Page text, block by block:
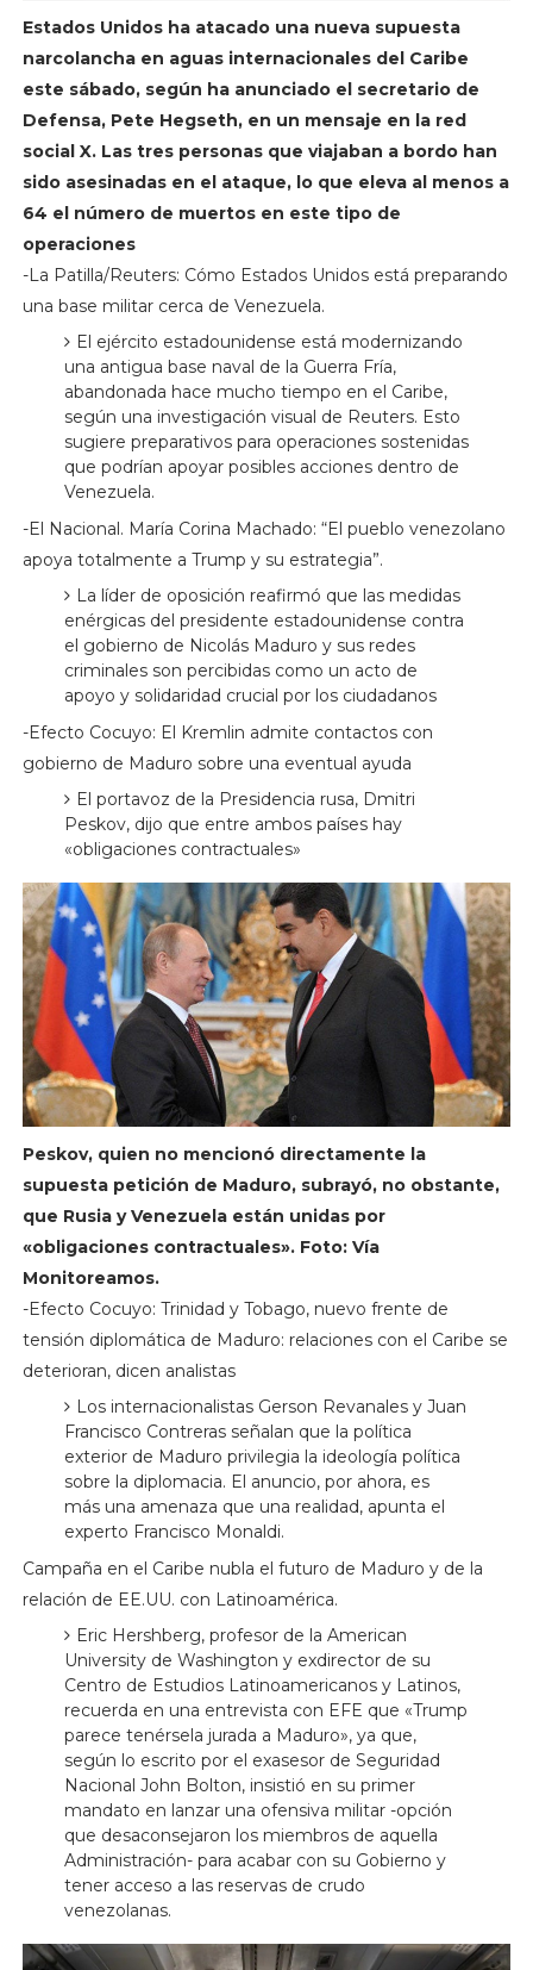
Estados Unidos ha atacado una nueva supuesta
narcolancha en aguas internacionales del Caribe
este sábado, según ha anunciado el secretario de
Defensa, Pete Hegseth, en un mensaje en la red
social X. Las tres personas que viajaban a bordo han
sido asesinadas en el ataque, lo que eleva al menos a
64 el número de muertos en este tipo de
operaciones
-La Patilla/Reuters: Cómo Estados Unidos está preparando
una base militar cerca de Venezuela.
El ejército estadounidense está modernizando
una antigua base naval de la Guerra Fría,
abandonada hace mucho tiempo en el Caribe,
según una investigación visual de Reuters. Esto
sugiere preparativos para operaciones sostenidas
que podrían apoyar posibles acciones dentro de
Venezuela.
-El Nacional. María Corina Machado: “El pueblo venezolano
apoya totalmente a Trump y su estrategia”.
La líder de oposición reafirmó que las medidas
enérgicas del presidente estadounidense contra
el gobierno de Nicolás Maduro y sus redes
criminales son percibidas como un acto de
apoyo y solidaridad crucial por los ciudadanos
-Efecto Cocuyo: El Kremlin admite contactos con
gobierno de Maduro sobre una eventual ayuda
El portavoz de la Presidencia rusa, Dmitri
Peskov, dijo que entre ambos países hay
«obligaciones contractuales»
Peskov, quien no mencionó directamente la
supuesta petición de Maduro, subrayó, no obstante,
que Rusia y Venezuela están unidas por
«obligaciones contractuales». Foto: Vía
Monitoreamos.
-Efecto Cocuyo: Trinidad y Tobago, nuevo frente de
tensión diplomática de Maduro: relaciones con el Caribe se
deterioran, dicen analistas
Los internacionalistas Gerson Revanales y Juan
Francisco Contreras señalan que la política
exterior de Maduro privilegia la ideología política
sobre la diplomacia. El anuncio, por ahora, es
más una amenaza que una realidad, apunta el
experto Francisco Monaldi.
Campaña en el Caribe nubla el futuro de Maduro y de la
relación de EE.UU. con Latinoamérica.
Eric Hershberg, profesor de la American
University de Washington y exdirector de su
Centro de Estudios Latinoamericanos y Latinos,
recuerda en una entrevista con EFE que «Trump
parece tenérsela jurada a Maduro», ya que,
según lo escrito por el exasesor de Seguridad
Nacional John Bolton, insistió en su primer
mandato en lanzar una ofensiva militar -opción
que desaconsejaron los miembros de aquella
Administración- para acabar con su Gobierno y
tener acceso a las reservas de crudo
venezolanas.